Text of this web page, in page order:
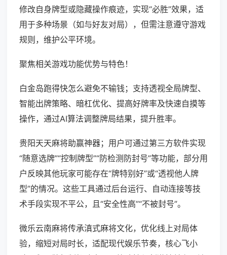
修改自身牌型或隐藏操作痕迹，实现“必胜”效果，适
用于多种场景（如与好友对局），但需注意遵守游戏
规则，维护公平环境。
聚焦相关游戏功能优势与特色！
白金岛跑得快怎么避免不输钱；支持透视全局牌型、
智能出牌策略、暗杠优化、提高好牌率及快速自摸等
操作，通过AI算法调整牌局结果，提升胜率。
贵阳天天麻将助赢神器；用户可通过第三方软件实现
“随意选牌”“控制牌型”“防检测防封号”等功能，部分用
户反映其他玩家可能存在“牌特别好”或“透视他人牌
型”的情况。这些工具通过后台运行、自动连接等技
术手段实现不平公，且“安全性高”“不被封号”。
微乐云南麻将传承滇式麻将文化，优化线上对局体
验，缩短对局时长，适配现代娱乐节奏，核心飞小